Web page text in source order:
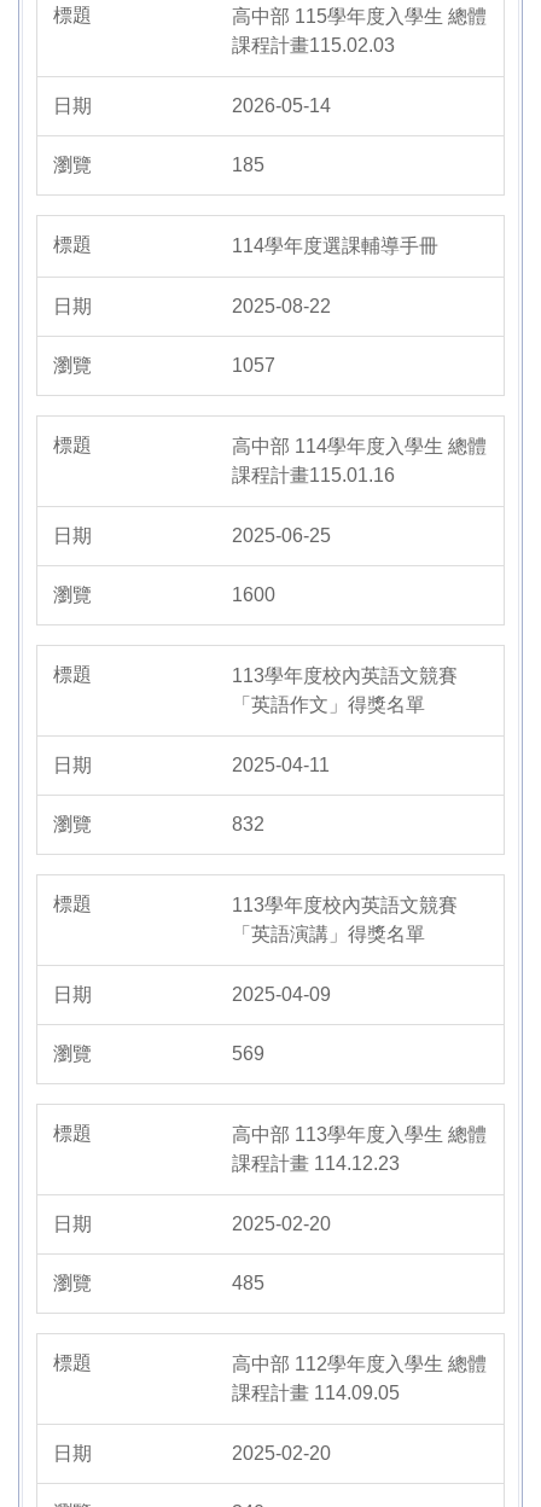
高中部 115學年度入學生 總體
課程計畫115.02.03
2026-05-14
185
114學年度選課輔導手冊
2025-08-22
1057
高中部 114學年度入學生 總體
課程計畫115.01.16
2025-06-25
1600
113學年度校內英語文競賽
「英語作文」得獎名單
2025-04-11
832
113學年度校內英語文競賽
「英語演講」得獎名單
2025-04-09
569
高中部 113學年度入學生 總體
課程計畫 114.12.23
2025-02-20
485
高中部 112學年度入學生 總體
課程計畫 114.09.05
2025-02-20